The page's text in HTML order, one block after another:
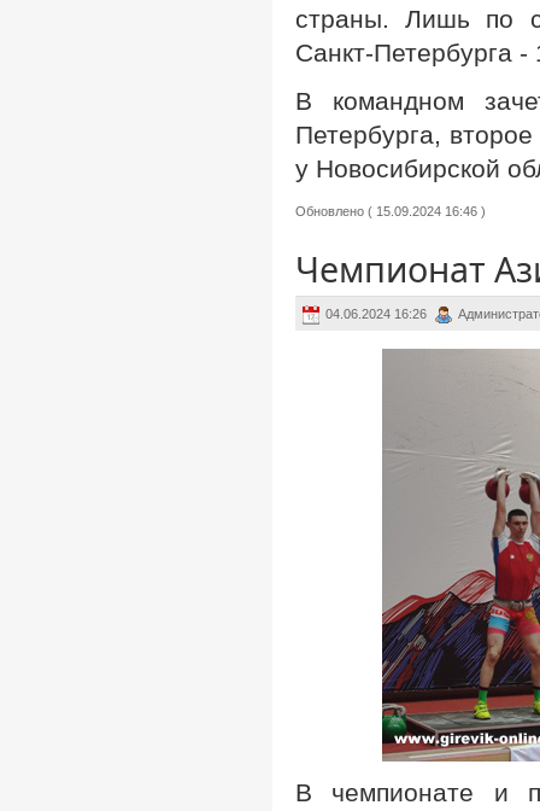
страны. Лишь по
Санкт-Петербурга
В командном
Петербурга,
у Новосибирской
Обновлено ( 15.09.2024 16:46 )
Чемпионат
04.06.2024 16:26
В чемпионате и